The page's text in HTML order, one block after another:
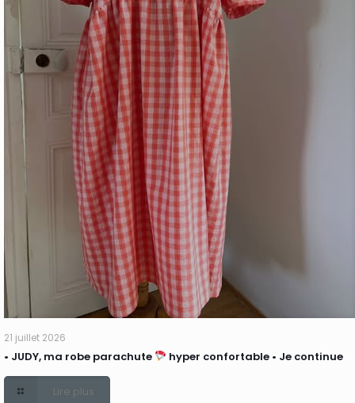
21 juillet 2026
• JUDY, ma robe parachute hyper confortable • Je continue
Lire plus